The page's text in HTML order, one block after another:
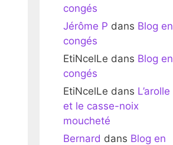
congés
Jérôme P dans Blog en
congés
EtiNcelLe dans Blog en
congés
EtiNcelLe dans L’arolle
et le casse-noix
moucheté
Bernard dans Blog en